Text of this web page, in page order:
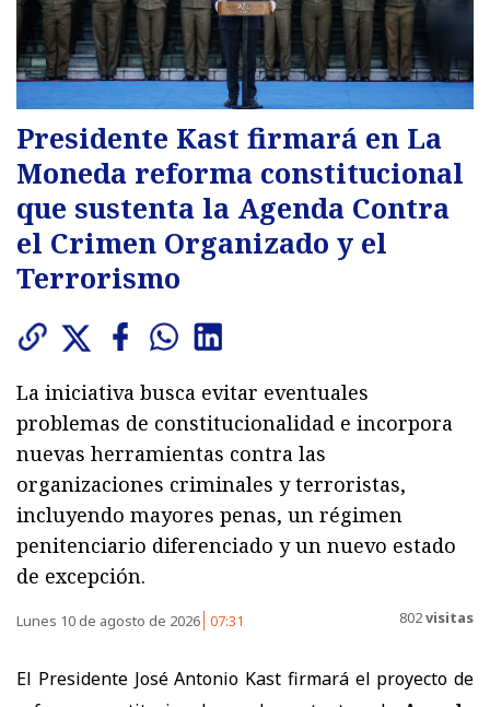
Presidente Kast firmará en La
Moneda reforma constitucional
que sustenta la Agenda Contra
el Crimen Organizado y el
Terrorismo
La iniciativa busca evitar eventuales
problemas de constitucionalidad e incorpora
nuevas herramientas contra las
organizaciones criminales y terroristas,
incluyendo mayores penas, un régimen
penitenciario diferenciado y un nuevo estado
de excepción.
Lunes 10 de agosto de 2026 07:31 802visitas
El Presidente José Antonio Kast firmará el proyecto de